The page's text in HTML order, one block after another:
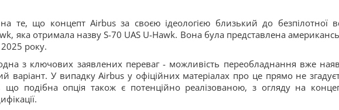
те, що концепт Airbus за своєю ідеологією близький до безпілотної
яка отримала назву S-70 UAS U-Hawk. Вона була представлена
року.
з ключових заявлених переваг - можливість переобладнання вже
варіант. У випадку Airbus у офіційних матеріалах про це прямо не
подібна опція також є потенційно реалізованою, з огляду на